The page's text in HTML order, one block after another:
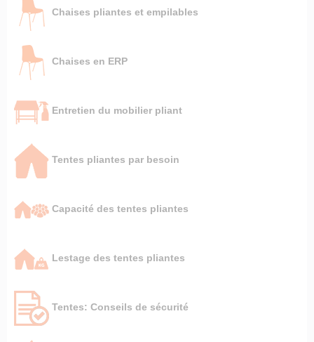
Chaises pliantes et empilables
Chaises en ERP
Entretien du mobilier pliant
Tentes pliantes par besoin
Capacité des tentes pliantes
Lestage des tentes pliantes
Tentes: Conseils de sécurité